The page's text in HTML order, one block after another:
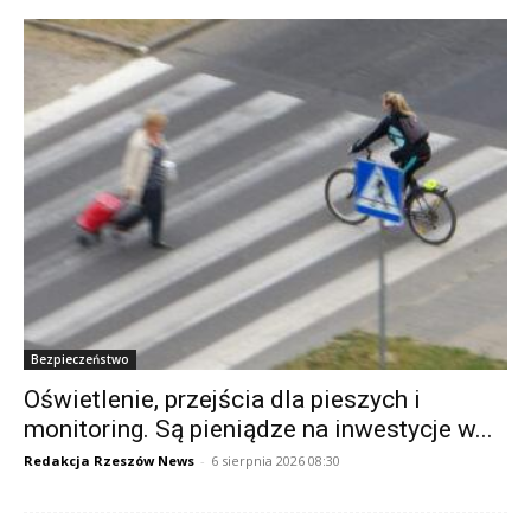
Bezpieczeństwo
Oświetlenie, przejścia dla pieszych i
monitoring. Są pieniądze na inwestycje w...
Redakcja Rzeszów News - 6 sierpnia 2026 08:30